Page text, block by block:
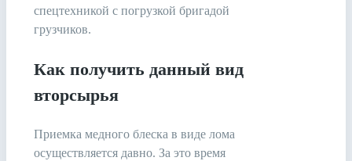
спецтехникой с погрузкой бригадой
грузчиков.
Как получить данный вид
вторсырья
Приемка медного блеска в виде лома
осуществляется давно. За это время